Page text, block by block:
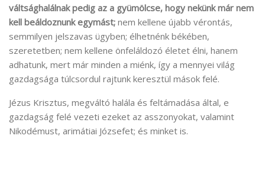
váltsághalálnak pedig az a gyümölcse, hogy nekünk már nem
kell beáldoznunk egymást; nem kellene újabb vérontás,
semmilyen jelszavas ügyben; élhetnénk békében,
szeretetben; nem kellene önfeláldozó életet élni, hanem
adhatunk, mert már minden a miénk, így a mennyei világ
gazdagsága túlcsordul rajtunk keresztül mások felé.
Jézus Krisztus, megváltó halála és feltámadása által, e
gazdagság felé vezeti ezeket az asszonyokat, valamint
Nikodémust, arimátiai Józsefet; és minket is.